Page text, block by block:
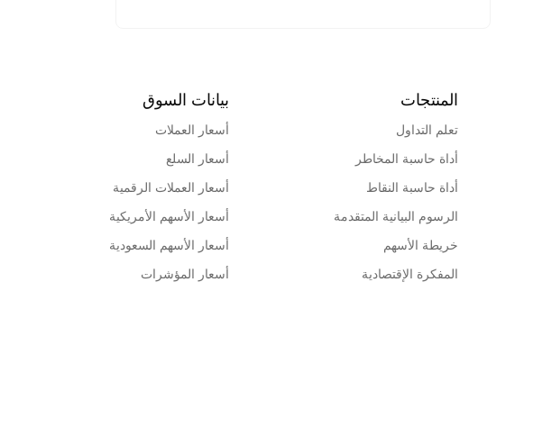
المنتجات
تعلم التداول
أداة حاسبة المخاطر
أداة حاسبة النقاط
الرسوم البيانية المتقدمة
خريطة الأسهم
المفكرة الإقتصادية
بيانات السوق
أسعار العملات
أسعار السلع
أسعار العملات الرقمية
أسعار الأسهم الأمريكية
أسعار الأسهم السعودية
أسعار المؤشرات